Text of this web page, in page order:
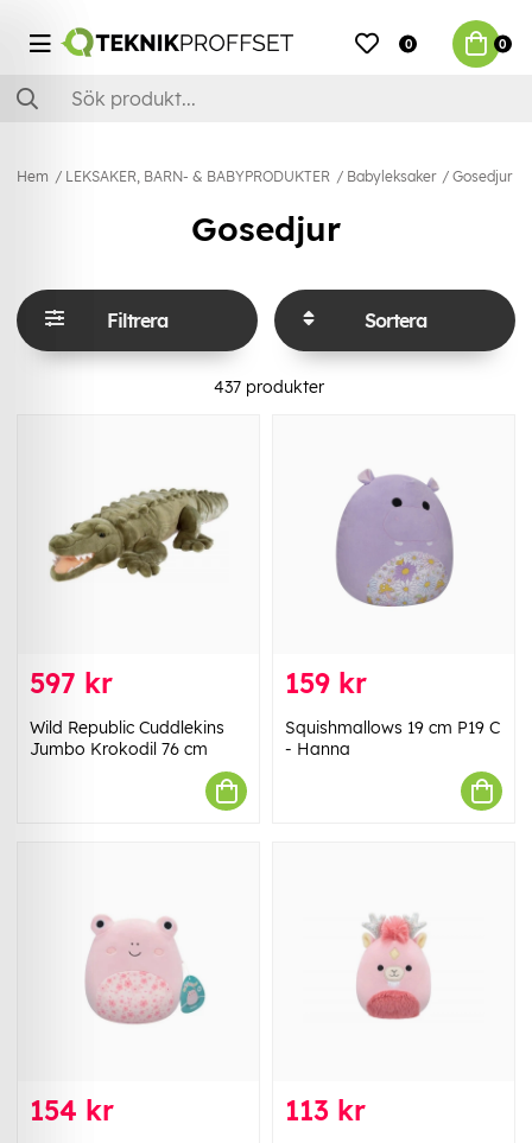
0 0
Hem LEKSAKER, BARN- & BABYPRODUKTER Babyleksaker Gosedjur
Gosedjur
Filtrera Sortera
437produkter
597 kr
Wild Republic Cuddlekins
Jumbo Krokodil 76 cm
159 kr
Squishmallows 19 cm P19 C
- Hanna
154 kr 113 kr